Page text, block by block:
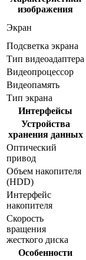
изображения
Экран
Подсветка экрана
Тип видеоадаптера
Видеопроцессор
Видеопамять
Тип экрана
Интерфейсы
Устройства
хранения данных
Оптический
привод
Объем накопителя
(HDD)
Интерфейс
накопителя
Скорость
вращения
жесткого диска
Особенности